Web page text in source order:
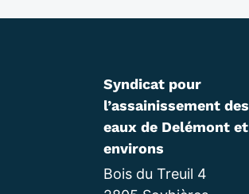
Syndicat pour
l’assainissement des
eaux de Delémont et
environs
Bois du Treuil 4